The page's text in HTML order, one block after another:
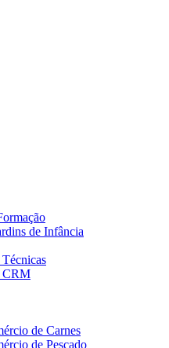
de Infância
Técnicas
CRM
de Carnes
de Pescado